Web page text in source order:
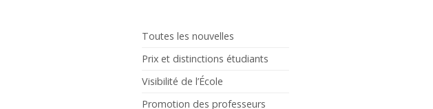
Toutes les nouvelles
Prix et distinctions étudiants
Visibilité de l’École
Promotion des professeurs